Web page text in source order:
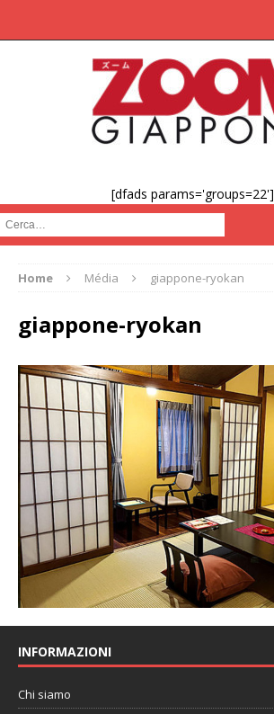
[dfads params='groups=22']
Cerca :
Home Média giappone-ryokan
giappone-ryokan
INFORMAZIONI
Chi siamo